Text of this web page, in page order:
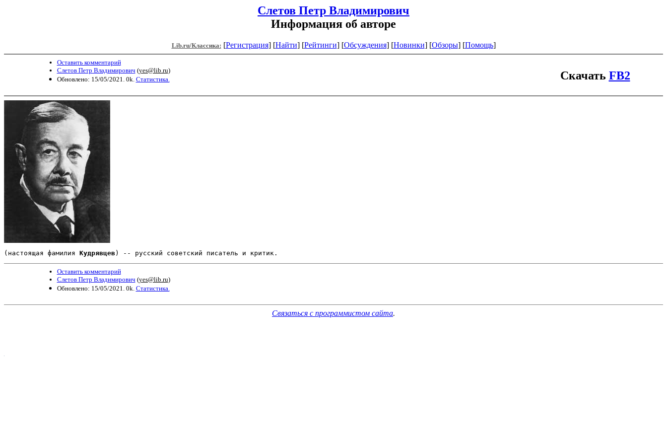
Слетов Петр Владимирович
Информация об авторе
Lib.ru/Классика: [Регистрация] [Найти] [Рейтинги] [Обсуждения] [Новинки] [Обзоры] [Помощь]
Оставить комментарий
Слетов Петр Владимирович (yes@lib.ru)
Обновлено: 15/05/2021. 0k. Статистика. Скачать FB2
(настоящая фамилия Кудрявцев ) -- русский советский писатель и критик.
Оставить комментарий
Слетов Петр Владимирович (yes@lib.ru)
Обновлено: 15/05/2021. 0k. Статистика.
Связаться с программистом сайта.